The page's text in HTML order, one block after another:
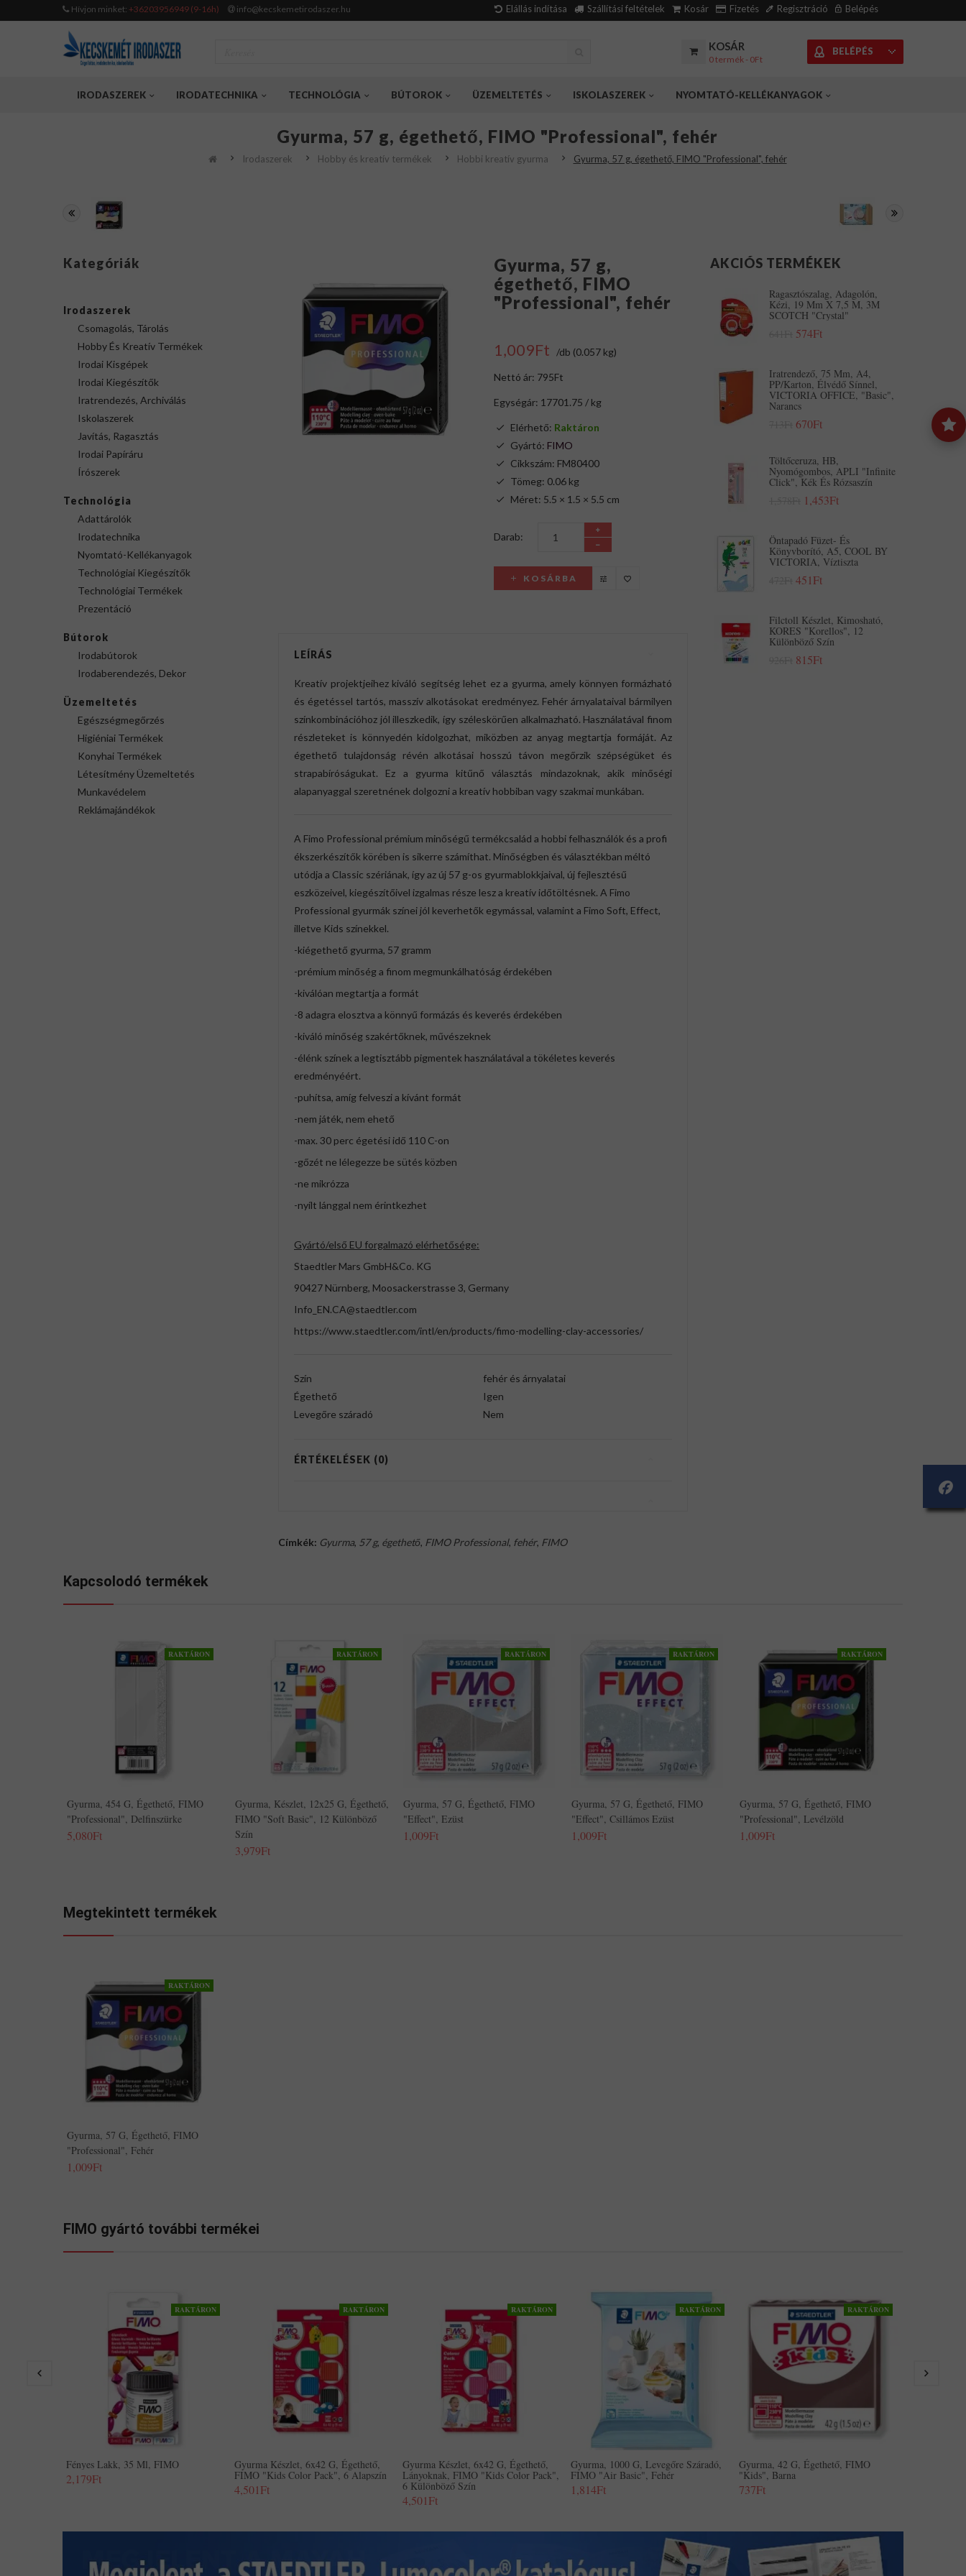
Hívjon minket: +36203956949 (9-16h) info@kecskemetirodaszer.hu Elállás indítása Szállítási feltételek Kosár Fizetés Regisztráció Belépés
KOSÁR
0 termék - 0Ft
BELÉPÉS
IRODASZEREK IRODATECHNIKA TECHNOLÓGIA BÚTOROK ÜZEMELTETÉS ISKOLASZEREK NYOMTATÓ-KELLÉKANYAGOK
Gyurma, 57 g, égethető, FIMO "Professional", fehér
Irodaszerek Hobby és kreatív termékek Hobbi kreatív gyurma Gyurma, 57 g, égethető, FIMO "Professional", fehér
Kategóriák
Irodaszerek
Csomagolás, Tárolás
Hobby És Kreatív Termékek
Irodai Kisgépek
Irodai Kiegészítők
Iratrendezés, Archiválás
Iskolaszerek
Javítás, Ragasztás
Irodai Papíráru
Írószerek
Technológia
Adattárolók
Irodatechnika
Nyomtató-Kellékanyagok
Technológiai Kiegészítők
Technológiai Termékek
Prezentáció
Bútorok
Irodabútorok
Irodaberendezés, Dekor
Üzemeltetés
Egészségmegőrzés
Higiéniai Termékek
Konyhai Termékek
Létesítmény Üzemeltetés
Munkavédelem
Reklámajándékok
Gyurma, 57 g,
égethető, FIMO
"Professional", fehér
1,009Ft /db (0.057 kg)
Nettó ár: 795Ft
Egységár: 17701.75 / kg
Elérhető: Raktáron
Gyártó: FIMO
Cikkszám: FM80400
Tömeg: 0.06 kg
Méret: 5.5 × 1.5 × 5.5 cm
Darab:
KOSÁRBA
LEÍRÁS
Kreatív projektjeihez kiváló segítség lehet ez a gyurma, amely könnyen formázható
és égetéssel tartós, masszív alkotásokat eredményez. Fehér árnyalataival bármilyen
színkombinációhoz jól illeszkedik, így széleskörűen alkalmazható. Használatával finom
részleteket is könnyedén kidolgozhat, miközben az anyag megtartja formáját. Az
égethető tulajdonság révén alkotásai hosszú távon megőrzik szépségüket és
strapabíróságukat. Ez a gyurma kitűnő választás mindazoknak, akik minőségi
alapanyaggal szeretnének dolgozni a kreatív hobbiban vagy szakmai munkában.
A Fimo Professional prémium minőségű termékcsalád a hobbi felhasználók és a profi
ékszerkészítők körében is sikerre számíthat. Minőségben és választékban méltó
utódja a Classic szériának, így az új 57 g-os gyurmablokkjaival, új fejlesztésű
eszközeivel, kiegészítőivel izgalmas része lesz a kreatív időtöltésnek. A Fimo
Professional gyurmák színei jól keverhetők egymással, valamint a Fimo Soft, Effect,
illetve Kids színekkel.
-kiégethető gyurma, 57 gramm
-prémium minőség a finom megmunkálhatóság érdekében
-kiválóan megtartja a formát
-8 adagra elosztva a könnyű formázás és keverés érdekében
-kiváló minőség szakértőknek, művészeknek
-élénk színek a legtisztább pigmentek használatával a tökéletes keverés
eredményéért.
-puhítsa, amíg felveszi a kívánt formát
-nem játék, nem ehető
-max. 30 perc égetési idő 110 C-on
-gőzét ne lélegezze be sütés közben
-ne mikrózza
-nyílt lánggal nem érintkezhet
Gyártó/első EU forgalmazó elérhetősége:
Staedtler Mars GmbH&Co. KG
90427 Nürnberg, Moosackerstrasse 3, Germany
Info_EN.CA@staedtler.com
https://www.staedtler.com/intl/en/products/fimo-modelling-clay-accessories/
Szín
fehér és árnyalatai
Égethető
Igen
Levegőre száradó
Nem
ÉRTÉKELÉSEK (0)
Címkék: Gyurma, 57 g, égethető, FIMO Professional, fehér, FIMO
AKCIÓS TERMÉKEK
Ragasztószalag, Adagolón,
Kézi, 19 Mm X 7,5 M, 3M
SCOTCH "Crystal"
574Ft
Iratrendező, 75 Mm, A4,
PP/karton, Élvédő Sínnel,
VICTORIA OFFICE, "Basic",
Narancs
670Ft
Töltőceruza, HB,
Nyomógombos, APLI "Infinite
Click", Kék És Rózsaszín
1,453Ft
Öntapadó Füzet- És
Könyvborító, A5, COOL BY
VICTORIA, Víztiszta
451Ft
Filctoll Készlet, Kimosható,
KORES "Korellos", 12
Különböző Szín
815Ft
Kapcsolodó termékek
RAKTÁRON
Gyurma, 454 G, Égethető, FIMO
"Professional", Delfinszürke
5,080Ft
RAKTÁRON
Gyurma, Készlet, 12x25 G, Égethető,
FIMO "Soft Basic", 12 Különböző
Szín
3,979Ft
RAKTÁRON
Gyurma, 57 G, Égethető, FIMO
"Effect", Ezüst
1,009Ft
RAKTÁRON
Gyurma, 57 G, Égethető, FIMO
"Effect", Csillámos Ezüst
1,009Ft
RAKTÁRON
Gyurma, 57 G, Égethető, FIMO
"Professional", Levélzöld
1,009Ft
Megtekintett termékek
RAKTÁRON
Gyurma, 57 G, Égethető, FIMO
"Professional", Fehér
1,009Ft
FIMO gyártó további termékei
RAKTÁRON
Fényes Lakk, 35 Ml, FIMO
2,179Ft
RAKTÁRON
Gyurma Készlet, 6x42 G, Égethető,
FIMO "Kids Color Pack", 6 Alapszín
4,501Ft
RAKTÁRON
Gyurma Készlet, 6x42 G, Égethető,
Lányoknak, FIMO "Kids Color Pack",
6 Különböző Szín
4,501Ft
RAKTÁRON
Gyurma, 1000 G, Levegőre Száradó,
FIMO "Air Basic", Fehér
1,814Ft
RAKTÁRON
Gyurma, 42 G, Égethető, FIMO
"Kids", Barna
737Ft